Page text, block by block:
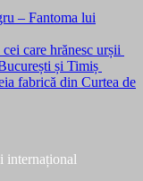
– Fantoma lui
care hrănesc urșii
și Timiș
fabrică din Curtea de
internațional